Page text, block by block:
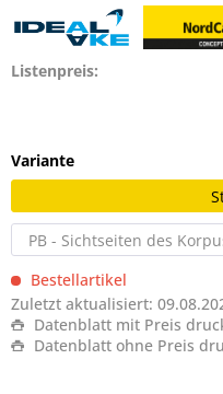
Listenpreis:
Variante
PB - Sichtseiten des
Bestellartikel
Zuletzt aktualisiert:
Datenblatt mit Preis
Datenblatt ohne Preis